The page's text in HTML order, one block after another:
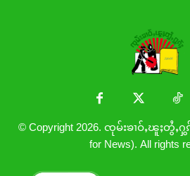
© Copyright 2026. ၸုမ်းၶၢဝ်ႇၽူႈတွႆႇႁွၵ်
for News). All rights